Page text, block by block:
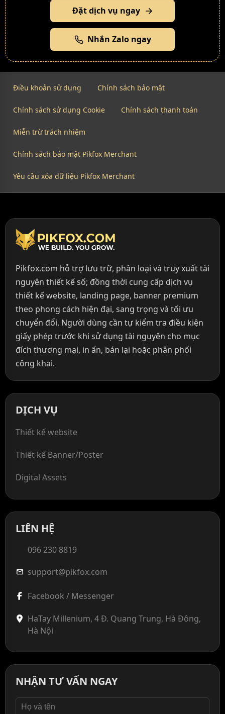
Đặt dịch vụ ngay
Nhắn Zalo ngay
Điều khoản sử dụng Chính sách bảo mật
Chính sách sử dụng Cookie Chính sách thanh toán
Miễn trừ trách nhiệm
Chính sách bảo mật Pikfox Merchant
Yêu cầu xóa dữ liệu Pikfox Merchant
Pikfox.com hỗ trợ lưu trữ, phân loại và truy xuất tài
nguyên thiết kế số; đồng thời cung cấp dịch vụ
thiết kế website, landing page, banner premium
theo phong cách hiện đại, sang trọng và tối ưu
chuyển đổi. Người dùng cần tự kiểm tra điều kiện
giấy phép trước khi sử dụng tài nguyên cho mục
đích thương mại, in ấn, bán lại hoặc phân phối
công khai.
DỊCH VỤ
Thiết kế website
Thiết kế Banner/Poster
Digital Assets
LIÊN HỆ
096 230 8819
mail support@pikfox.com
Facebook / Messenger
HaTay Millenium, 4 Đ. Quang Trung, Hà Đông,
Hà Nội
NHẬN TƯ VẤN NGAY